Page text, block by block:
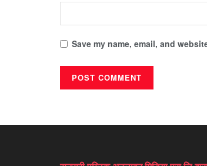
Save my name, email, and